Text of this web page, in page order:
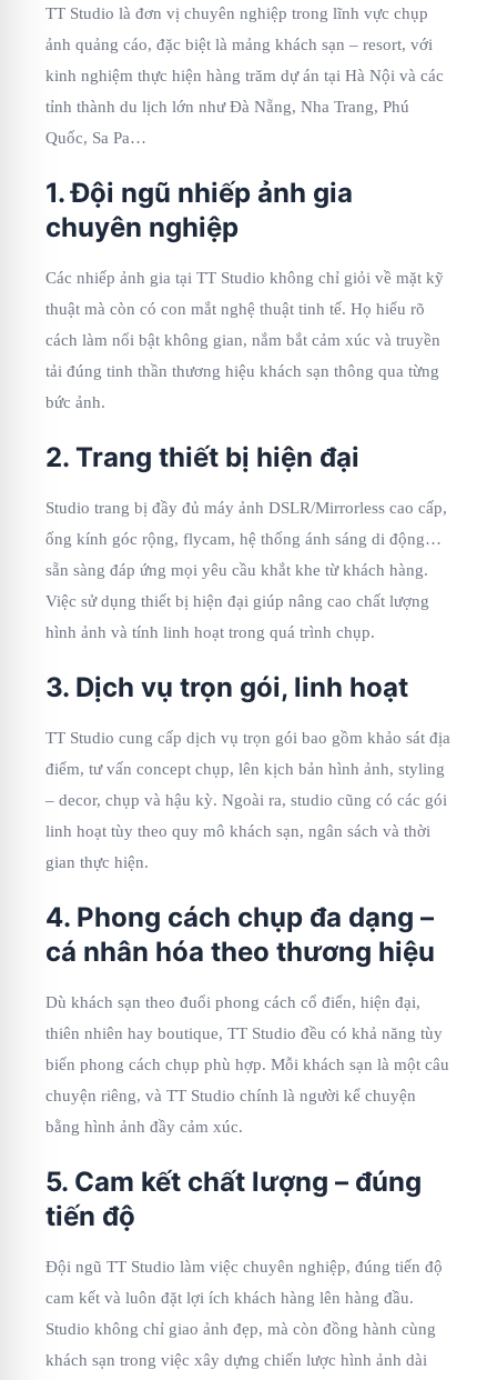
TT Studio là đơn vị chuyên nghiệp trong lĩnh vực chụp
ảnh quảng cáo, đặc biệt là mảng khách sạn – resort, với
kinh nghiệm thực hiện hàng trăm dự án tại Hà Nội và các
tỉnh thành du lịch lớn như Đà Nẵng, Nha Trang, Phú
Quốc, Sa Pa…
1. Đội ngũ nhiếp ảnh gia
chuyên nghiệp
Các nhiếp ảnh gia tại TT Studio không chỉ giỏi về mặt kỹ
thuật mà còn có con mắt nghệ thuật tinh tế. Họ hiểu rõ
cách làm nổi bật không gian, nắm bắt cảm xúc và truyền
tải đúng tinh thần thương hiệu khách sạn thông qua từng
bức ảnh.
2. Trang thiết bị hiện đại
Studio trang bị đầy đủ máy ảnh DSLR/Mirrorless cao cấp,
ống kính góc rộng, flycam, hệ thống ánh sáng di động…
sẵn sàng đáp ứng mọi yêu cầu khắt khe từ khách hàng.
Việc sử dụng thiết bị hiện đại giúp nâng cao chất lượng
hình ảnh và tính linh hoạt trong quá trình chụp.
3. Dịch vụ trọn gói, linh hoạt
TT Studio cung cấp dịch vụ trọn gói bao gồm khảo sát địa
điểm, tư vấn concept chụp, lên kịch bản hình ảnh, styling
– decor, chụp và hậu kỳ. Ngoài ra, studio cũng có các gói
linh hoạt tùy theo quy mô khách sạn, ngân sách và thời
gian thực hiện.
4. Phong cách chụp đa dạng –
cá nhân hóa theo thương hiệu
Dù khách sạn theo đuổi phong cách cổ điển, hiện đại,
thiên nhiên hay boutique, TT Studio đều có khả năng tùy
biến phong cách chụp phù hợp. Mỗi khách sạn là một câu
chuyện riêng, và TT Studio chính là người kể chuyện
bằng hình ảnh đầy cảm xúc.
5. Cam kết chất lượng – đúng
tiến độ
Đội ngũ TT Studio làm việc chuyên nghiệp, đúng tiến độ
cam kết và luôn đặt lợi ích khách hàng lên hàng đầu.
Studio không chỉ giao ảnh đẹp, mà còn đồng hành cùng
khách sạn trong việc xây dựng chiến lược hình ảnh dài